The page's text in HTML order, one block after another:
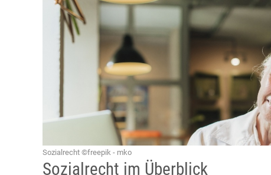
Sozialrecht ©freepik - mko
Sozialrecht im Überblick